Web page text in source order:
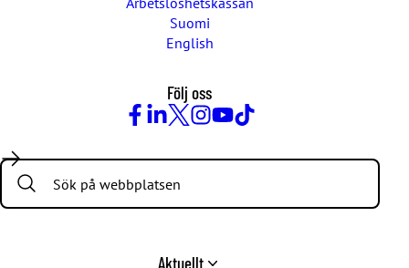
Suomi
English
Följ oss
Search:
Aktuellt